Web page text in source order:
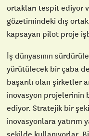
ortakları tespit ediyor
gözetimindeki dış
kapsayan pilot proje
İş dünyasının
yürütülecek bir çaba
başarılı olan şirketler
inovasyon projelerinin
ediyor. Stratejik bir
inovasyonlara yatırım
şekilde kullanıyorlar.